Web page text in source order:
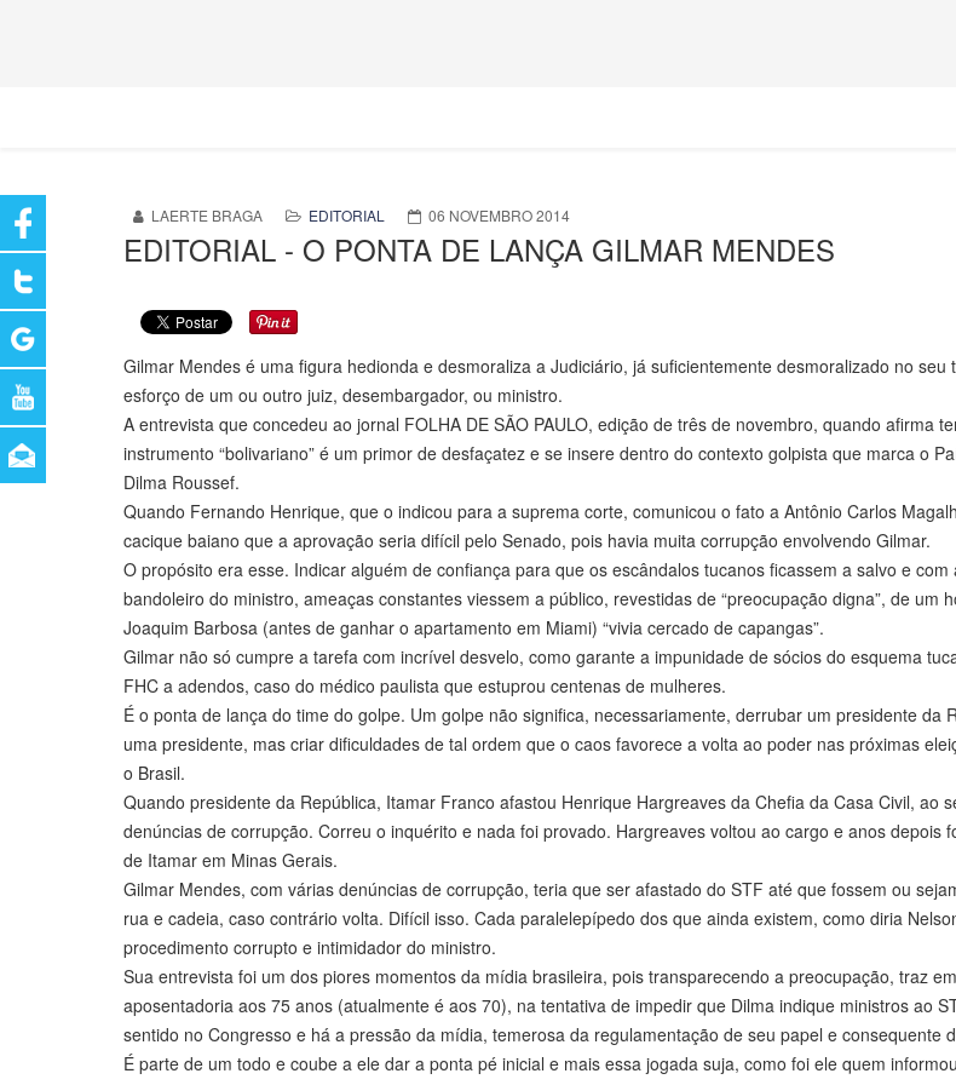
LAERTE BRAGA EDITORIAL 06 NOVEMBRO 2014
EDITORIAL - O PONTA DE LANÇA GILMAR MENDES
Gilmar Mendes é uma figura hedionda e desmoraliza a Judiciário, já suficientemente desmoralizado no seu
esforço de um ou outro juiz, desembargador, ou ministro.
A entrevista que concedeu ao jornal FOLHA DE SÃO PAULO, edição de três de novembro, quando afirma
instrumento “bolivariano” é um primor de desfaçatez e se insere dentro do contexto golpista que marca o
Dilma Roussef.
Quando Fernando Henrique, que o indicou para a suprema corte, comunicou o fato a Antônio Carlos
cacique baiano que a aprovação seria difícil pelo Senado, pois havia muita corrupção envolvendo Gilmar.
O propósito era esse. Indicar alguém de confiança para que os escândalos tucanos ficassem a salvo e
bandoleiro do ministro, ameaças constantes viessem a público, revestidas de “preocupação digna”, de um
Joaquim Barbosa (antes de ganhar o apartamento em Miami) “vivia cercado de capangas”.
Gilmar não só cumpre a tarefa com incrível desvelo, como garante a impunidade de sócios do esquema
FHC a adendos, caso do médico paulista que estuprou centenas de mulheres.
É o ponta de lança do time do golpe. Um golpe não significa, necessariamente, derrubar um presidente da
uma presidente, mas criar dificuldades de tal ordem que o caos favorece a volta ao poder nas próximas
o Brasil.
Quando presidente da República, Itamar Franco afastou Henrique Hargreaves da Chefia da Casa Civil, ao
denúncias de corrupção. Correu o inquérito e nada foi provado. Hargreaves voltou ao cargo e anos depois
de Itamar em Minas Gerais.
Gilmar Mendes, com várias denúncias de corrupção, teria que ser afastado do STF até que fossem ou
rua e cadeia, caso contrário volta. Difícil isso. Cada paralelepípedo dos que ainda existem, como diria
procedimento corrupto e intimidador do ministro.
Sua entrevista foi um dos piores momentos da mídia brasileira, pois transparecendo a preocupação, traz
aposentadoria aos 75 anos (atualmente é aos 70), na tentativa de impedir que Dilma indique ministros ao
sentido no Congresso e há a pressão da mídia, temerosa da regulamentação de seu papel e consequente
É parte de um todo e coube a ele dar a ponta pé inicial e mais essa jogada suja, como foi ele quem